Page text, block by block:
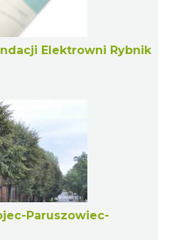
Elektrowni Rybnik
Paruszowiec-